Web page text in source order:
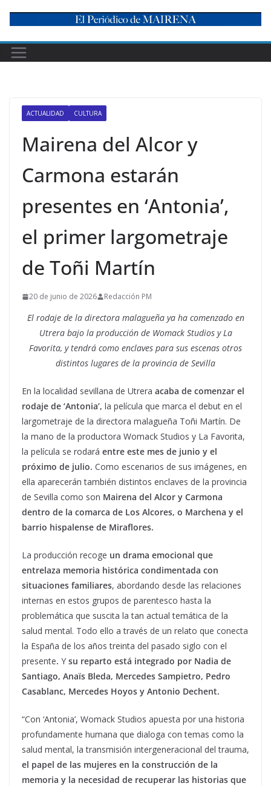
content
ACTUALIDAD CULTURA
Mairena del Alcor y
Carmona estarán
presentes en ‘Antonia’,
el primer largometraje
de Toñi Martín
20 de junio de 2026 Redacción PM
El rodaje de la directora malagueña ya ha comenzado en
Utrera bajo laproducción de Womack Studios y La
Favorita, y tendrá como enclaves para sus escenas otros
distintos lugares de la provincia de Sevilla
En la localidad sevillana de Utrera acaba de comenzar el
rodaje de ‘Antonia’, la película que marca el debut en el
largometraje de la directora malagueña Toñi Martín. De
la mano de la productora Womack Studios y La Favorita,
la película se rodará entre este mes de junio y el
próximo de julio. Como escenarios de sus imágenes, en
ella aparecerán también distintos enclaves de la provincia
de Sevilla como son Mairena del Alcor y Carmona
dentro de la comarca de Los Alcores, o Marchena y el
barrio hispalense de Miraflores.
La producción recoge un drama emocional que
entrelaza memoria histórica condimentada con
situaciones familiares, abordando desde las relaciones
internas en estos grupos de parentesco hasta la
problemática que suscita la tan actual temática de la
salud mental. Todo ello a través de un relato que conecta
la España de los años treinta del pasado siglo con el
presente. Y su reparto está integrado por Nadia de
Santiago, Anaïs Bleda, Mercedes Sampietro, Pedro
Casablanc, Mercedes Hoyos y Antonio Dechent.
“Con ‘Antonia’, Womack Studios apuesta por una historia
profundamente humana que dialoga con temas como la
salud mental, la transmisión intergeneracional del trauma,
el papel de las mujeres en la construcción de la
memoria y la necesidad de recuperar las historias que